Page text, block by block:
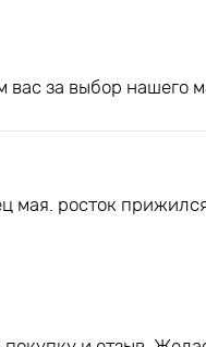
за выбор нашего
мая. росток